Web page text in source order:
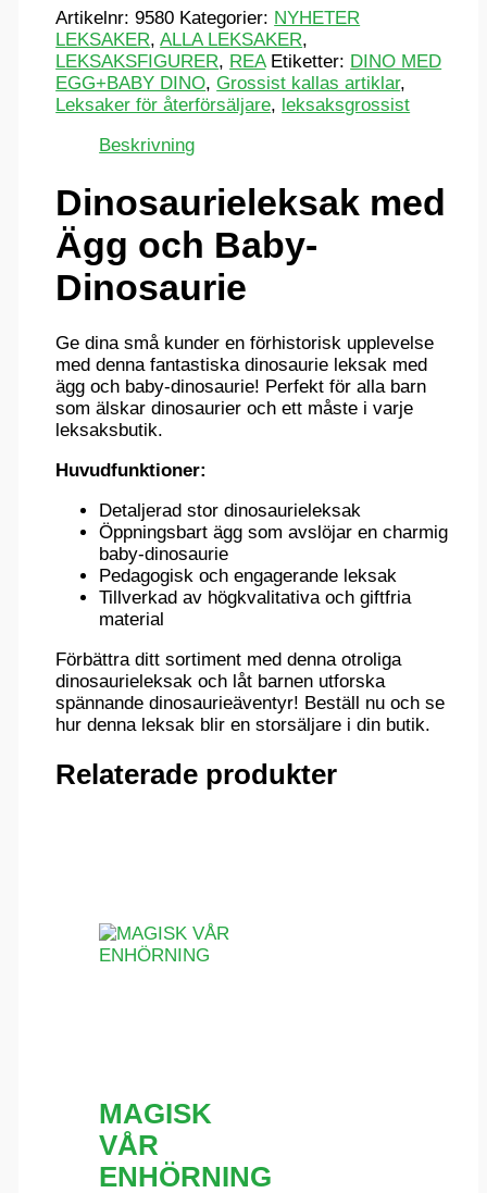
Artikelnr:9580 Kategorier: NYHETER
LEKSAKER,ALLA LEKSAKER,
LEKSAKSFIGURER, REA Etiketter: DINO MED
EGG+BABY DINO, Grossist kallas artiklar,
Leksaker för återförsäljare, leksaksgrossist
Beskrivning
Dinosaurieleksak med
Ägg och Baby-
Dinosaurie
Ge dina små kunder en förhistorisk upplevelse
med denna fantastiska dinosaurie leksak med
ägg och baby-dinosaurie! Perfekt för alla barn
som älskar dinosaurier och ett måste i varje
leksaksbutik.
Huvudfunktioner:
Detaljerad stor dinosaurieleksak
Öppningsbart ägg som avslöjar en charmig
baby-dinosaurie
Pedagogisk och engagerande leksak
Tillverkad av högkvalitativa och giftfria
material
Förbättra ditt sortiment med denna otroliga
dinosaurieleksak och låt barnen utforska
spännande dinosaurieäventyr! Beställ nu och se
hur denna leksak blir en storsäljare i din butik.
Relaterade produkter
MAGISK
VÅR
ENHÖRNING